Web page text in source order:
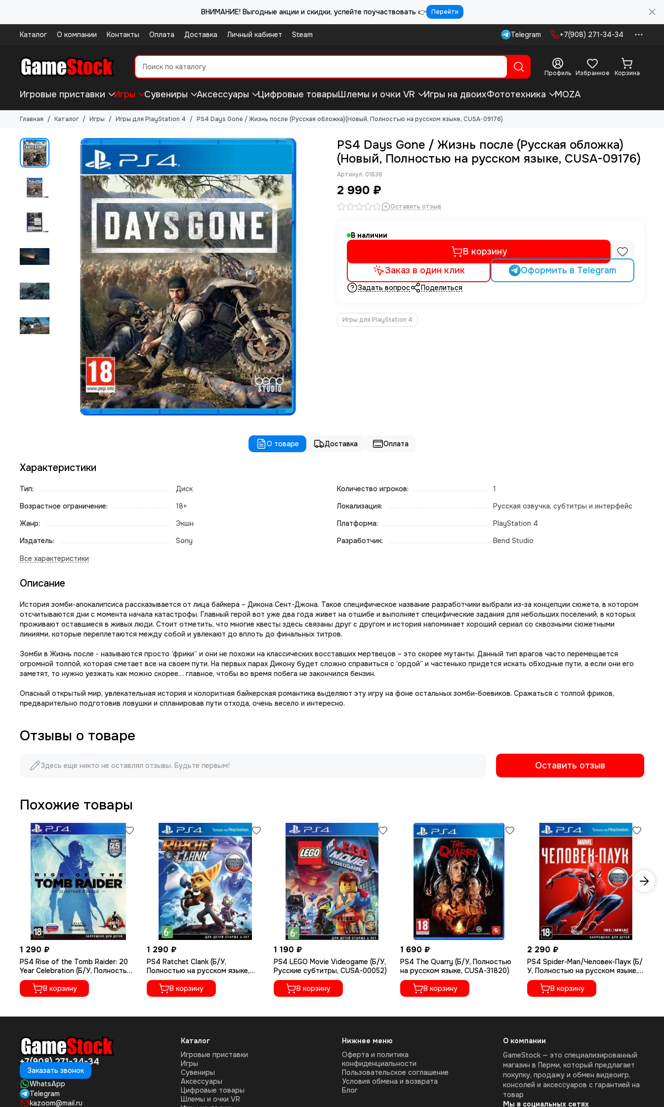
ВНИМАНИЕ! Выгодные акции и скидки, успейте поучаствовать 👉 Перейти
Каталог О компании Контакты Оплата Доставка Личный кабинет Steam Telegram +7(908) 271-34-34
Профиль Избранное Корзина
Игровые приставки Игры Сувениры Аксессуары Цифровые товарыШлемы и очки VR Игры на двоихФототехника MOZA
Главная Каталог Игры Игры для PlayStation 4 PS4 Days Gone / Жизнь после (Русская обложка)(Новый, Полностью на русском языке, CUSA-09176)
PS4 Days Gone / Жизнь после (Русская обложка)
(Новый, Полностью на русском языке, CUSA-09176)
Артикул: 01638
2 990 ₽
Оставить отзыв
В наличии
В корзину
Заказ в один клик
Оформить в Telegram
Задать вопрос Поделиться
Игры для PlayStation 4
О товаре Доставка Оплата
Характеристики
Тип:
Диск
Возрастное ограничение:
18+
Жанр:
Экшн
Издатель:
Sony
Количество игроков:
1
Локализация:
Русская озвучка, субтитры и интерфейс
Платформа:
PlayStation 4
Разработчик:
Bend Studio
Описание
История зомби-апокалипсиса рассказывается от лица байкера – Дикона Сент-Джона. Такое специфическое название разработчики выбрали из-за концепции сюжета, в котором
отсчитываются дни с момента начала катастрофы. Главный герой вот уже два года живет на отшибе и выполняет специфические задания для небольших поселений, в которых
проживают оставшиеся в живых люди. Стоит отметить, что многие квесты здесь связаны друг с другом и история напоминает хороший сериал со сквозными сюжетными
линиями, которые переплетаются между собой и увлекают до вплоть до финальных титров.
Зомби в Жизнь после - называются просто ‛фрики“ и они не похожи на классических восставших мертвецов – это скорее мутанты. Данный тип врагов часто перемещается
огромной толпой, которая сметает все на своем пути. На первых парах Дикону будет сложно справиться с ‛ордой“ и частенько придется искать обходные пути, а если они его
заметят, то нужно уезжать как можно скорее… главное, чтобы во время побега не закончился бензин.
Опасный открытый мир, увлекательная история и колоритная байкерская романтика выделяют эту игру на фоне остальных зомби-боевиков. Сражаться с толпой фриков,
предварительно подготовив ловушки и спланировав пути отхода, очень весело и интересно.
Отзывы о товаре
Здесь еще никто не оставлял отзывы. Будьте первым! Оставить отзыв
Похожие товары
1 290 ₽
PS4 Rise of the Tomb Raider: 20
Year Celebration (Б/У, Полностью
на русском языке, CUSA-05716)
В корзину
1 290 ₽
PS4 Ratchet Сlank (Б/У,
Полностью на русском языке,
CUSA-01073)
В корзину
1 190 ₽
PS4 LEGO Movie Videogame (Б/У,
Русские субтитры, CUSA-00052)
В корзину
1 690 ₽
PS4 The Quarry (Б/У, Полностью
на русском языке, CUSA-31820)
В корзину
2 290 ₽
PS4 Spider-Man/Человек-Паук (Б/
У, Полностью на русском языке,
CUSA-11995)
В корзину
+7(908) 271-34-34
Заказать звонок
WhatsApp
Telegram
kazoom@mail.ru
Каталог
Игровые приставки
Игры
Сувениры
Аксессуары
Цифровые товары
Шлемы и очки VR
Нижнее меню
Оферта и политика
конфиденциальности
Пользовательское соглашение
Условия обмена и возврата
Блог
О компании
GameStock — это специализированный
магазин в Перми, который предлагает
покупку, продажу и обмен видеоигр,
консолей и аксессуаров с гарантией на
товар
Мы в социальных сетях